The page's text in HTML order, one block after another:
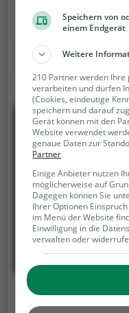
über Hüpfburgen,
im Kid's Inn für
bzw.
schlechtes Wetter,
kann auch bei
gespielt werden.
besonders gut,
veranstalten.
Parcours wird es
den Gästen so
Mehr erfahren
Känguruinsel
Speichern von
einem Endgerät
Weitere
210 Partner werden
verarbeiten und dürfen
(Cookies, eindeutige
speichern und darauf
Gerät können mit den
Website verwendet
genaue Daten zur
Partner
Einige Anbieter nutzen
möglicherweise auf
Dagegen können Sie
Ihrer Optionen
im Menü der Website
Einwilligung in die
verwalten oder